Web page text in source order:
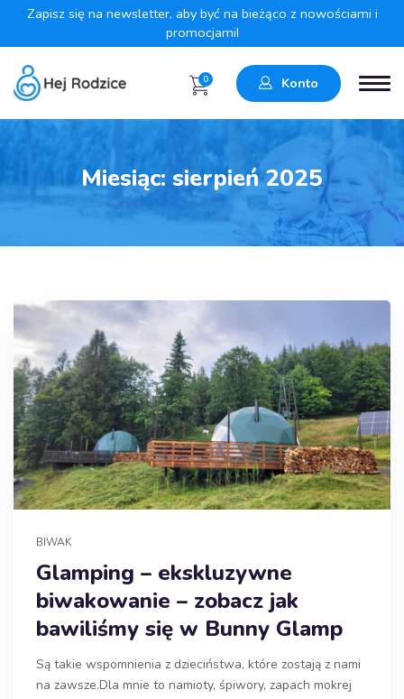
Zapisz się na newsletter, aby być na bieżąco z nowościami i
promocjami!
0 Konto
Miesiąc: sierpień 2025
BIWAK
Glamping – ekskluzywne
biwakowanie – zobacz jak
bawiliśmy się w Bunny Glamp
Są takie wspomnienia z dzieciństwa, które zostają z nami
na zawsze.Dla mnie to namioty, śpiwory, zapach mokrej